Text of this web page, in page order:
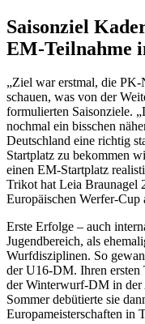
Saisonziel
EM-Teilnahme
„Ziel war erstmal, die
schauen, was von der
formulierten Saisonziele.
nochmal ein bisschen
Deutschland eine richtig
Startplatz zu bekommen
einen EM-Startplatz
Trikot hat Leia Braunagel
Europäischen Werfer-
Erste Erfolge – auch
Jugendbereich, als
Wurfdisziplinen. So
der U16-DM. Ihren ersten
der Winterwurf-DM in der
Sommer debütierte sie
Europameisterschaften in